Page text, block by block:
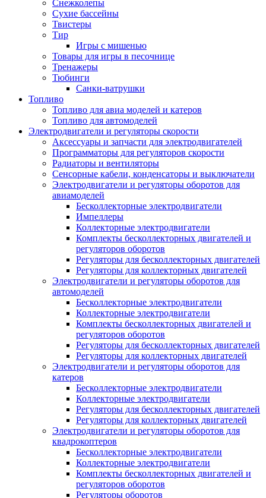
Снежколепы
Сухие бассейны
Твистеры
Тир
Игры с мишенью
Товары для игры в песочнице
Тренажеры
Тюбинги
Санки-ватрушки
Топливо
Топливо для авиа моделей и катеров
Топливо для автомоделей
Электродвигатели и регуляторы скорости
Аксессуары и запчасти для электродвигателей
Программаторы для регуляторов скорости
Радиаторы и вентиляторы
Сенсорные кабели, конденсаторы и выключатели
Электродвигатели и регуляторы оборотов для
авиамоделей
Бесколлекторные электродвигатели
Импеллеры
Коллекторные электродвигатели
Комплекты бесколлекторных двигателей и
регуляторов оборотов
Регуляторы для бесколлекторных двигателей
Регуляторы для коллекторных двигателей
Электродвигатели и регуляторы оборотов для
автомоделей
Бесколлекторные электродвигатели
Коллекторные электродвигатели
Комплекты бесколлекторных двигателей и
регуляторов оборотов
Регуляторы для бесколлекторных двигателей
Регуляторы для коллекторных двигателей
Электродвигатели и регуляторы оборотов для
катеров
Бесколлекторные электродвигатели
Коллекторные электродвигатели
Регуляторы для бесколлекторных двигателей
Регуляторы для коллекторных двигателей
Электродвигатели и регуляторы оборотов для
квадрокоптеров
Бесколлекторные электродвигатели
Коллекторные электродвигатели
Комплекты бесколлекторных двигателей и
регуляторов оборотов
Регуляторы оборотов